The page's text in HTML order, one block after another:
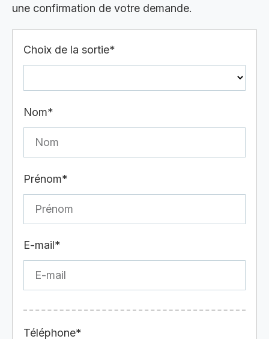
une confirmation de votre demande.
Choix de la sortie*
Nom*
Prénom*
E-mail*
Téléphone*